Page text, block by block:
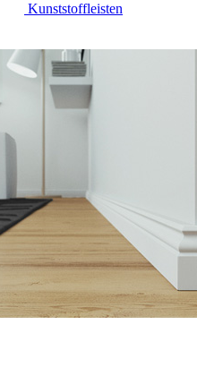
Kunststoffleisten